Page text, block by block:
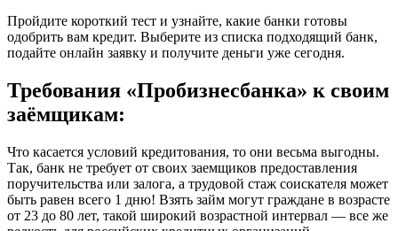
Пройдите короткий тест и узнайте, какие банки готовы
одобрить вам кредит. Выберите из списка подходящий банк,
подайте онлайн заявку и получите деньги уже сегодня.
Требования «Пробизнесбанка» к своим
заёмщикам:
Что касается условий кредитования, то они весьма выгодны.
Так, банк не требует от своих заемщиков предоставления
поручительства или залога, а трудовой стаж соискателя может
быть равен всего 1 дню! Взять займ могут граждане в возрасте
от 23 до 80 лет, такой широкий возрастной интервал — все же